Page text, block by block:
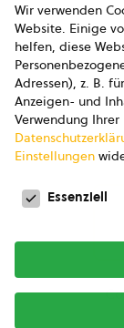
Wir verwenden
Website. Einige
helfen, diese
Adressen), z. B.
Anzeigen- und
Verwendung
Einstellungen
Essenziell